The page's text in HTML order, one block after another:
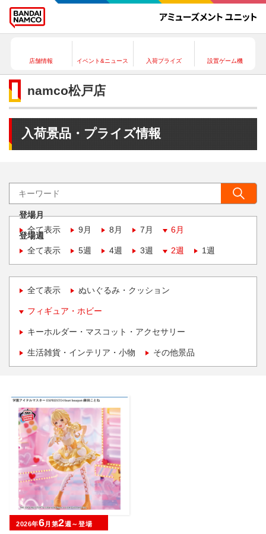
店舗情報 イベント&ニュース 入荷プライズ 設置ゲーム機
namco松戸店
入荷景品・プライズ情報
登場月
全て表示
9月 8月 7月 6月
登場週
全て表示
5週 4週 3週 2週 1週
全て表示 ぬいぐるみ・クッション
フィギュア・ホビー
キーホルダー・マスコット・アクセサリー
生活雑貨・インテリア・小物 その他景品
2026年6月第2週～登場